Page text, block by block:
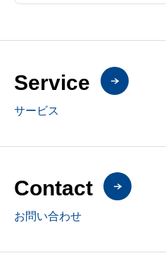
Service
サービス
Contact
お問い合わせ